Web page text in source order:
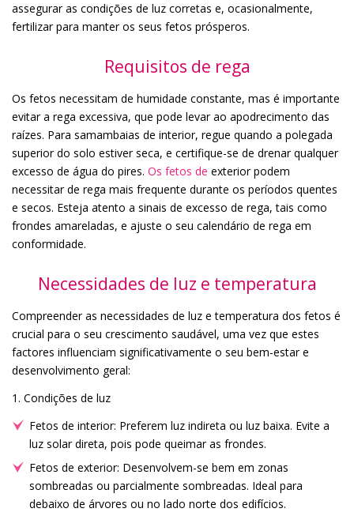
assegurar as condições de luz corretas e, ocasionalmente,
fertilizar para manter os seus fetos prósperos.
Requisitos de rega
Os fetos necessitam de humidade constante, mas é importante
evitar a rega excessiva, que pode levar ao apodrecimento das
raízes. Para samambaias de interior, regue quando a polegada
superior do solo estiver seca, e certifique-se de drenar qualquer
excesso de água do pires. Os fetos de exterior podem
necessitar de rega mais frequente durante os períodos quentes
e secos. Esteja atento a sinais de excesso de rega, tais como
frondes amareladas, e ajuste o seu calendário de rega em
conformidade.
Necessidades de luz e temperatura
Compreender as necessidades de luz e temperatura dos fetos é
crucial para o seu crescimento saudável, uma vez que estes
factores influenciam significativamente o seu bem-estar e
desenvolvimento geral:
1. Condições de luz
Fetos de interior: Preferem luz indireta ou luz baixa. Evite a
luz solar direta, pois pode queimar as frondes.
Fetos de exterior: Desenvolvem-se bem em zonas
sombreadas ou parcialmente sombreadas. Ideal para
debaixo de árvores ou no lado norte dos edifícios.